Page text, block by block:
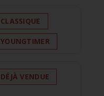
CLASSIQUE
YOUNGTIMER
DÉJÀ VENDUE